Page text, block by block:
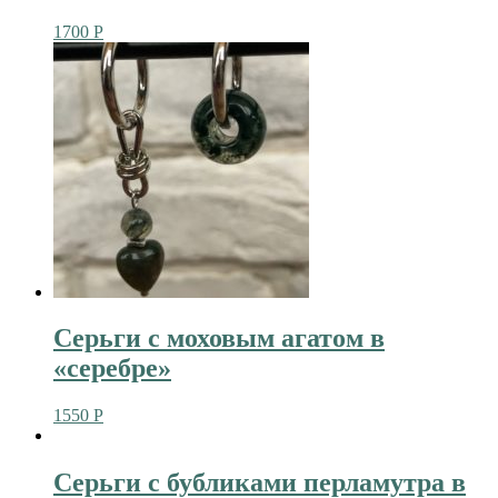
1700 Р
Серьги с моховым агатом в
«серебре»
1550 Р
Серьги с бубликами перламутра в